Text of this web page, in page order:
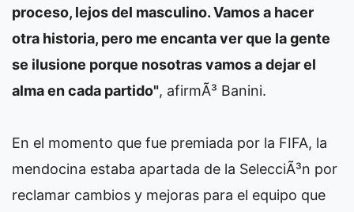
proceso, lejos del masculino. Vamos a hacer
otra historia, pero me encanta ver que la gente
se ilusione porque nosotras vamos a dejar el
alma en cada partido", afirmÃ³ Banini.
En el momento que fue premiada por la FIFA, la
mendocina estaba apartada de la SelecciÃ³n por
reclamar cambios y mejoras para el equipo que